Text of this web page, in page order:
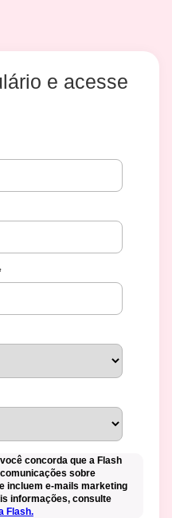
e acesse
concorda que a Flash
sobre
incluem e-mails marketing
informações, consulte
Flash.